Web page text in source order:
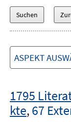
ASPEKT
1795
kte,67